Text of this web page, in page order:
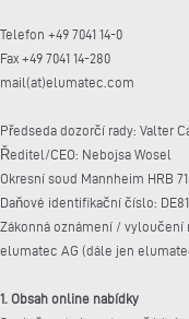
Telefon +49 7041 14-0
Fax +49 7041 14-280
mail(at)elumatec.com
Předseda dozorčí rady: Valter
Ředitel/CEO: Nebojsa Wosel
Okresní soud Mannheim HRB
Daňové identifikační číslo:
Zákonná oznámení /
elumatec AG (dále jen
1. Obsah online nabídky